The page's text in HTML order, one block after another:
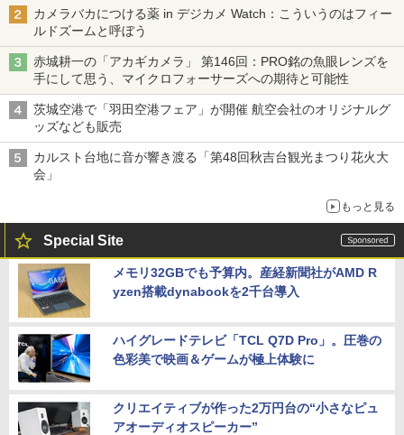
カメラバカにつける薬 in デジカメ Watch：こういうのはフィー
ルドズームと呼ぼう
赤城耕一の「アカギカメラ」 第146回：PRO銘の魚眼レンズを
手にして思う、マイクロフォーサーズへの期待と可能性
茨城空港で「羽田空港フェア」が開催 航空会社のオリジナルグ
ッズなども販売
カルスト台地に音が響き渡る「第48回秋吉台観光まつり花火大
会」
もっと見る
Special Site
メモリ32GBでも予算内。産経新聞社がAMD R
yzen搭載dynabookを2千台導入
ハイグレードテレビ「TCL Q7D Pro」。圧巻の
色彩美で映画＆ゲームが極上体験に
クリエイティブが作った2万円台の“小さなピュ
アオーディオスピーカー”